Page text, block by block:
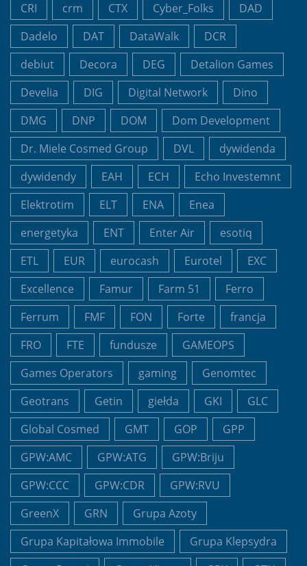
CRI
crm CTX Cyber_Folks
DAD
Dadelo
DAT DataWalk
DCR
debiut
Decora DEG
Detalion Games
Develia
DIG Digital Network
Dino
DMG
DNP DOM
Dom Development
Dr. Miele Cosmed Group
DVL
dywidenda
dywidendy
EAH ECH
Echo Investemnt
Elektrotim
ELT ENA
Enea
energetyka
ENT Enter Air
esotiq
ETL
EUR eurocash Eurotel
EXC
Excellence
Famur Farm 51
Ferro
Ferrum
FMF FON Forte
francja
FRO
FTE fundusze
GAMEOPS
Games Operators
gaming
Genomtec
Geotrans
Getin giełda GKI
GLC
Global Cosmed
GMT GOP
GPP
GPW:AMC
GPW:ATG
GPW:Briju
GPW:CCC
GPW:CDR
GPW:RVU
GreenX
GRN
Grupa Azoty
Grupa Kapitałowa Immobile
Grupa Klepsydra